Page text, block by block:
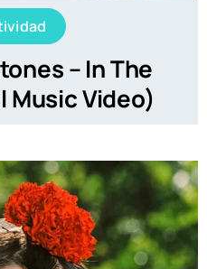
– In The
Music Video)